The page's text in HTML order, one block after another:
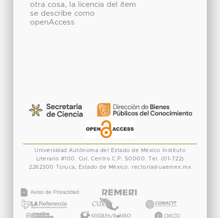
otra cosa, la licencia del ítem
se describe como
openAccess
Universidad Autónoma del Estado de México
Instituto
Literario #100. Col. Centro C.P. 50000. Tel. (01-722)
2262300
Toluca, Estado de México. rectoria@uaemex.mx